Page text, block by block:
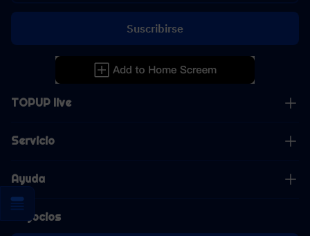
TOPUP live
Servicio
Ayuda
Negocios
Suscribirse